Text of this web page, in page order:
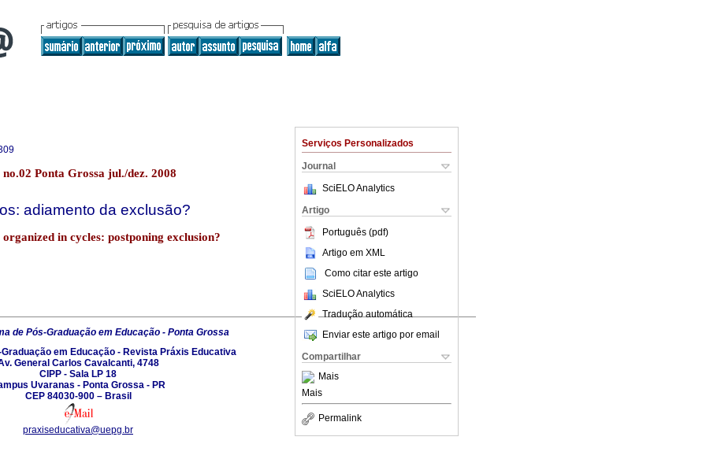
Serviços Personalizados
Journal
SciELO Analytics
Artigo
Português (pdf)
Artigo em XML
Como citar este artigo
SciELO Analytics
Tradução automática
Enviar este artigo por email
Compartilhar
Mais
Mais
Permalink
Ponta Grossa jul./dez. 2008
adiamento da exclusão?
organized in cycles: postponing exclusion?
de Pós-Graduação em Educação - Ponta Grossa
em Educação - Revista Práxis Educativa
General Carlos Cavalcanti, 4748
CIPP - Sala LP 18
Uvaranas - Ponta Grossa - PR
CEP 84030-900 – Brasil
praxiseducativa@uepg.br